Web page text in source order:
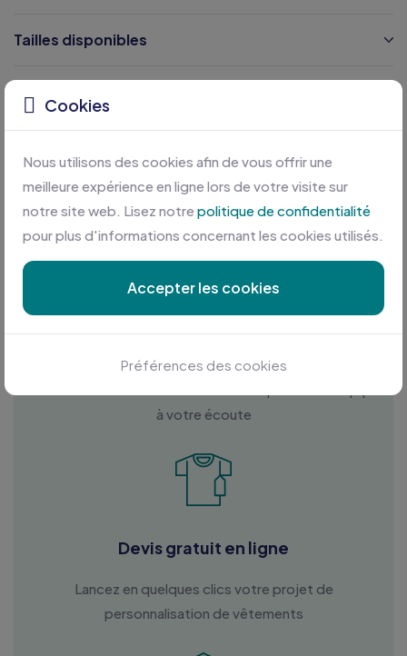
Tailles disponibles
à votre écoute
Devis gratuit en ligne
Lancez en quelques clics votre projet de
personnalisation de vêtements
Cookies
Nous utilisons des cookies afin de vous offrir une
meilleure expérience en ligne lors de votre visite sur
notre site web. Lisez notre politique de confidentialité
pour plus d'informations concernant les cookies utilisés.
Accepter les cookies
Préférences des cookies